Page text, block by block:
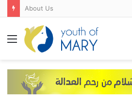
About Us
Menu